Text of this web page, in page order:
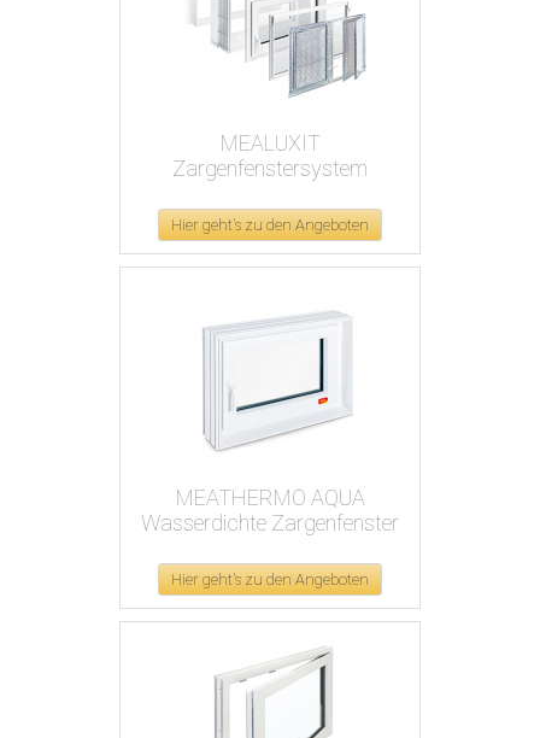
MEALUXIT
Zargenfenstersystem
Hier geht's zu den Angeboten
MEATHERMO AQUA
Wasserdichte Zargenfenster
Hier geht's zu den Angeboten